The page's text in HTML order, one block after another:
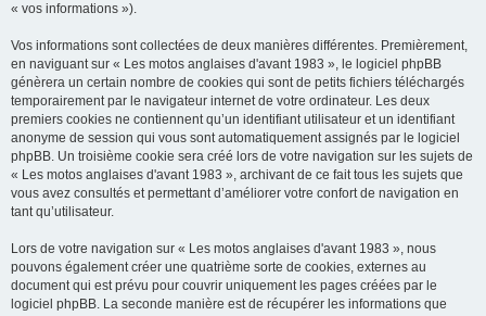
« vos informations »).
Vos informations sont collectées de deux manières différentes. Premièrement,
en naviguant sur « Les motos anglaises d'avant 1983 », le logiciel phpBB
génèrera un certain nombre de cookies qui sont de petits fichiers téléchargés
temporairement par le navigateur internet de votre ordinateur. Les deux
premiers cookies ne contiennent qu’un identifiant utilisateur et un identifiant
anonyme de session qui vous sont automatiquement assignés par le logiciel
phpBB. Un troisième cookie sera créé lors de votre navigation sur les sujets de
« Les motos anglaises d'avant 1983 », archivant de ce fait tous les sujets que
vous avez consultés et permettant d’améliorer votre confort de navigation en
tant qu’utilisateur.
Lors de votre navigation sur « Les motos anglaises d'avant 1983 », nous
pouvons également créer une quatrième sorte de cookies, externes au
document qui est prévu pour couvrir uniquement les pages créées par le
logiciel phpBB. La seconde manière est de récupérer les informations que